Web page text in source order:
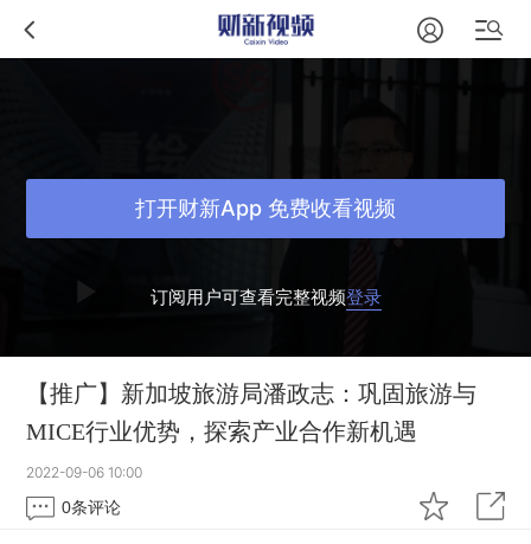
订阅用户可查看完整视频登录
打开财新App 免费收看视频
【推广】新加坡旅游局潘政志：巩固旅游与
MICE行业优势，探索产业合作新机遇
2022-09-06 10:00
0条评论